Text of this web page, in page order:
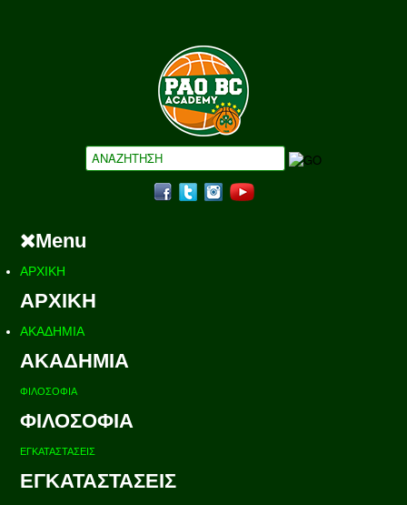
Menu
ΑΡΧΙΚΗ
ΑΡΧΙΚΗ
ΑΚΑΔΗΜΙΑ
ΑΚΑΔΗΜΙΑ
ΦΙΛΟΣΟΦΙΑ
ΦΙΛΟΣΟΦΙΑ
ΕΓΚΑΤΑΣΤΑΣΕΙΣ
ΕΓΚΑΤΑΣΤΑΣΕΙΣ